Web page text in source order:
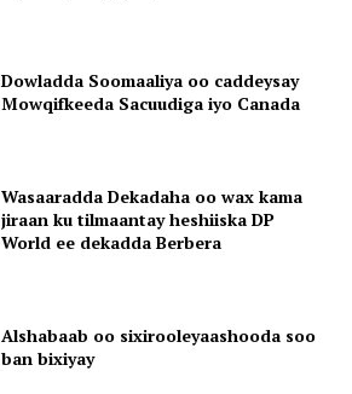
Dowladda Soomaaliya oo caddeysay
Mowqifkeeda Sacuudiga iyo Canada
Wasaaradda Dekadaha oo wax kama
jiraan ku tilmaantay heshiiska DP
World ee dekadda Berbera
Alshabaab oo sixirooleyaashooda soo
ban bixiyay